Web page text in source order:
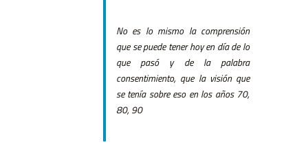
No es lo mismo la comprensión
que se puede tener hoy en día de lo
que pasó y de la palabra
consentimiento, que la visión que
se tenía sobre eso en los años 70,
80, 90